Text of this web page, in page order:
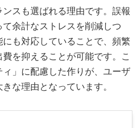
スも選ばれる理由です。誤報
余計なストレスを削減しつ
も対応していることで、頻繁
を抑えることが可能です。こ
」に配慮した作りが、ユーザ
な理由となっています。